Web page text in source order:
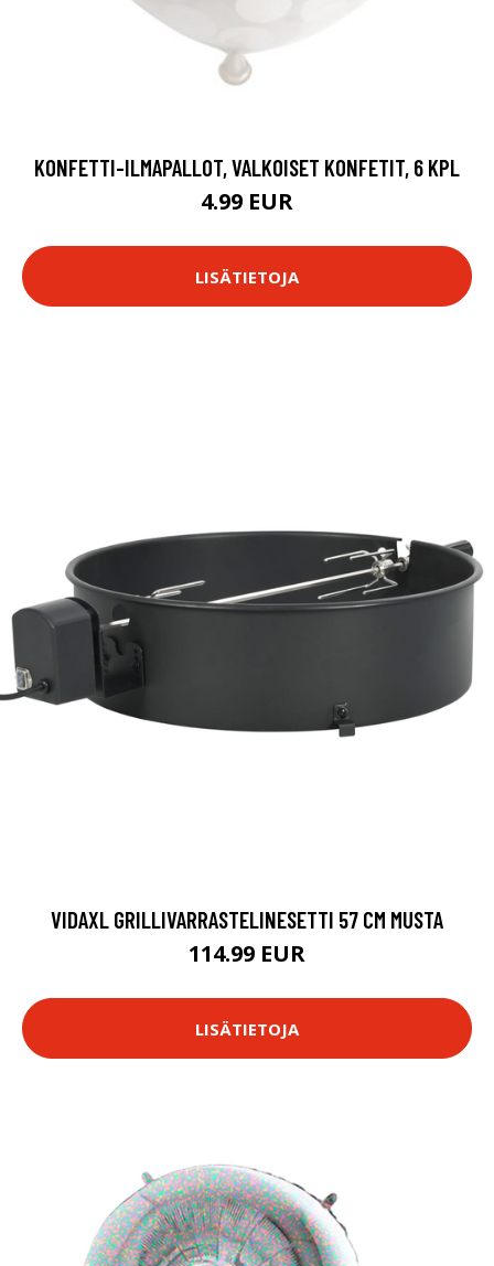
KONFETTI-ILMAPALLOT, VALKOISET KONFETIT, 6 KPL
4.99 EUR
LISÄTIETOJA
VIDAXL GRILLIVARRASTELINESETTI 57 CM MUSTA
114.99 EUR
LISÄTIETOJA